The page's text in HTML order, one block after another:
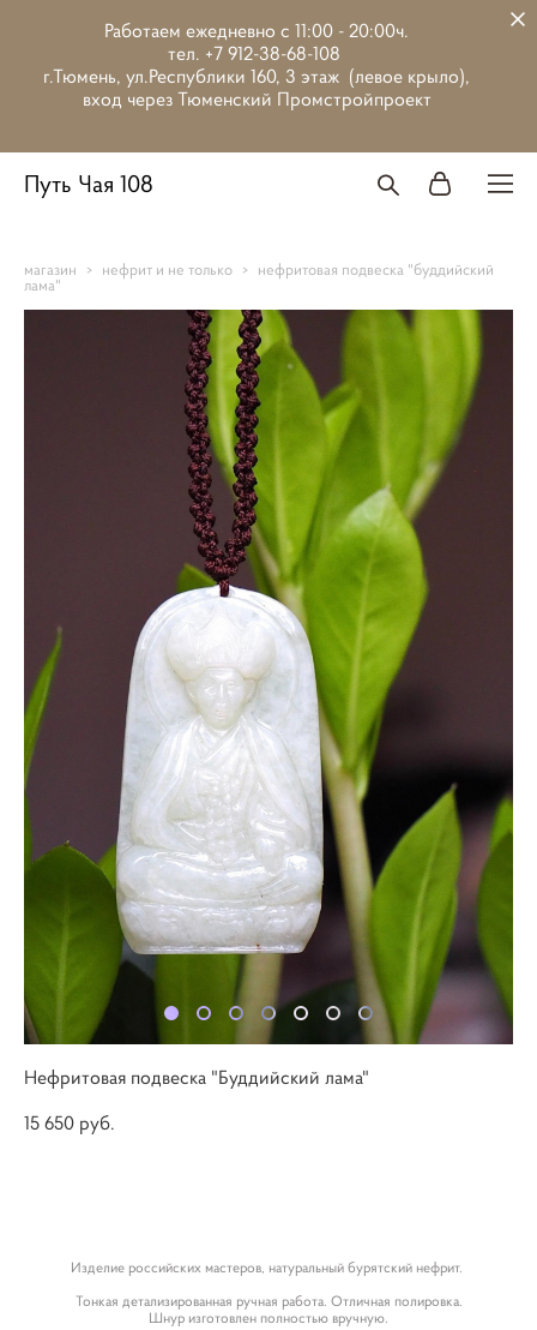
Работаем ежедневно с 11:00 - 20:00ч.
тел. +7 912-38-68-108
г.Тюмень, ул.Республики 160, 3 этаж (левое крыло),
вход через Тюменский Промстройпроект
Путь Чая 108
магазин > нефрит и не только > нефритовая подвеска "буддийский
лама"
Нефритовая подвеска "Буддийский лама"
15 650 pуб.
Изделие российских мастеров, натуральный бурятский нефрит.
Тонкая детализированная ручная работа. Отличная полировка.
Шнур изготовлен полностью вручную.